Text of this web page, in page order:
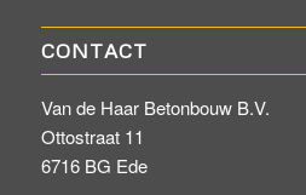
CONTACT
Van de Haar Betonbouw B.V.
Ottostraat 11
6716 BG Ede